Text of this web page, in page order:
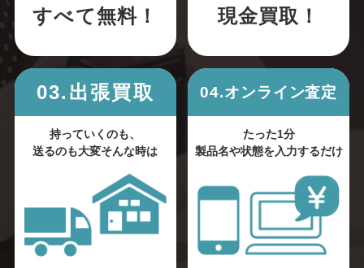
すべて無料！ 現金買取！
03.出張買取
持っていくのも、
送るのも大変そんな時は
04.オンライン査定
たった1分
製品名や状態を入力するだけ